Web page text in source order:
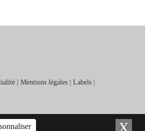
| Mentions légales | Labels |
X